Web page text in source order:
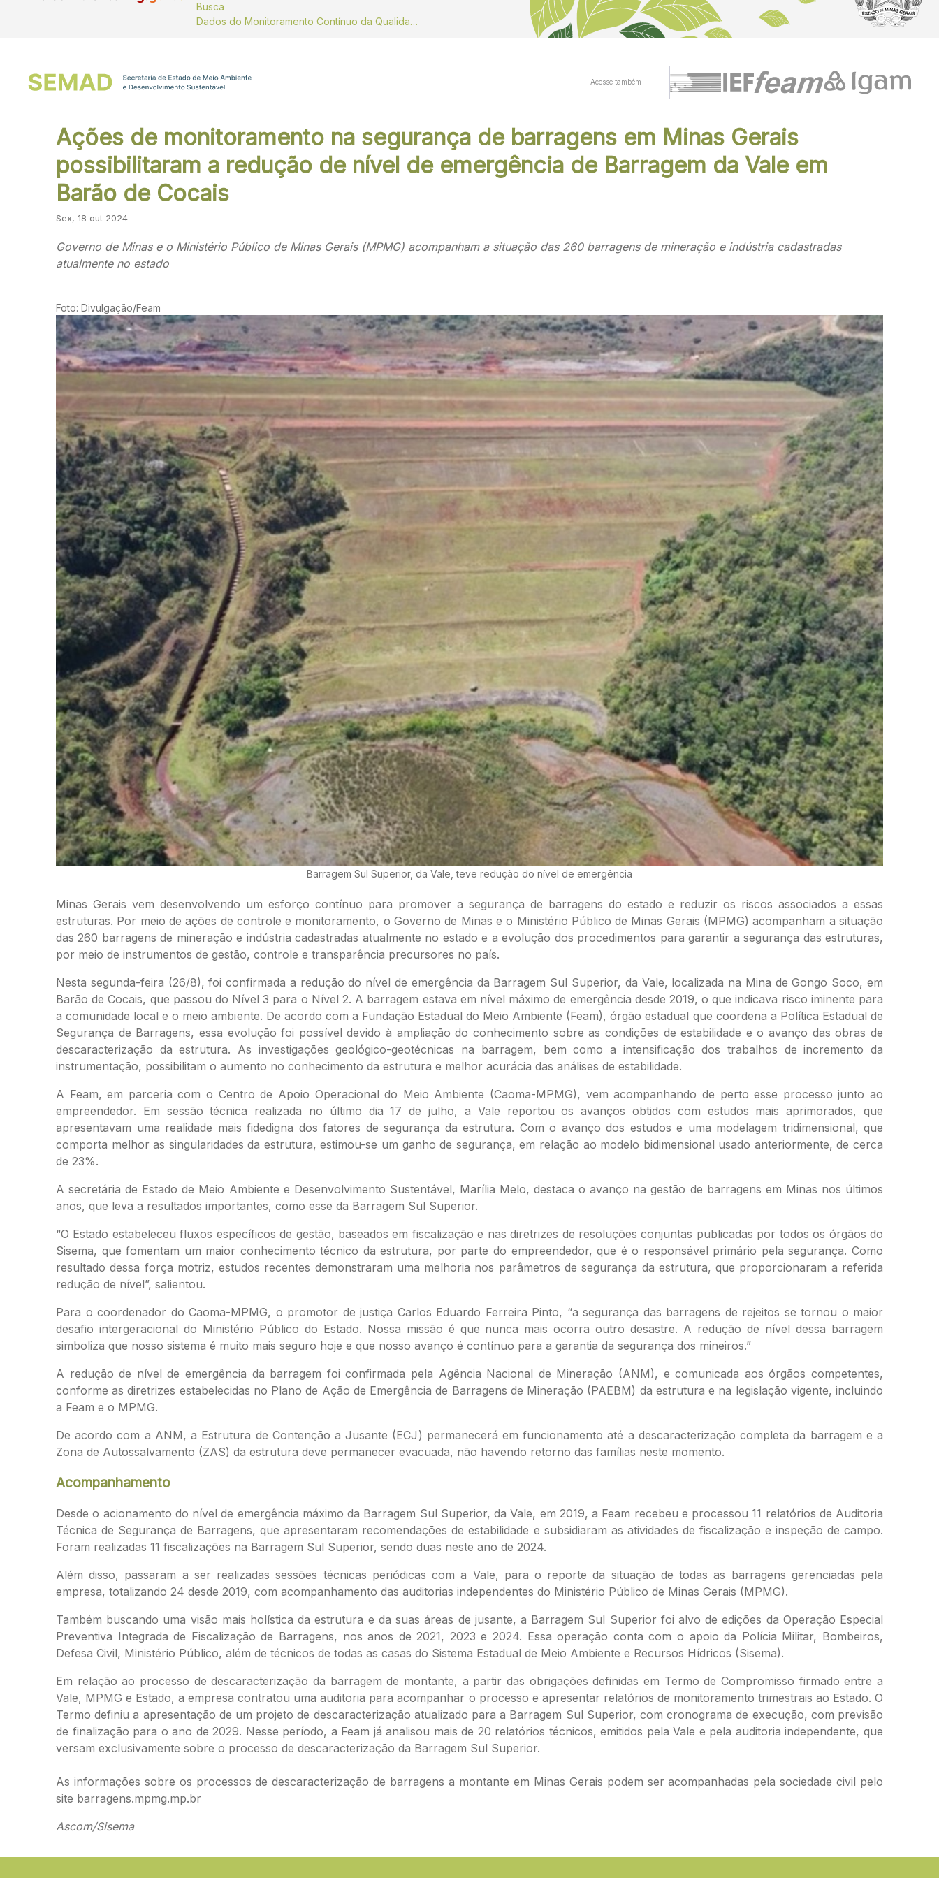
Busca
Dados do Monitoramento Contínuo da Qualidade do ar
Acesse também
Ações de monitoramento na segurança de barragens em Minas Gerais
possibilitaram a redução de nível de emergência de Barragem da Vale em
Barão de Cocais
Sex, 18 out 2024
Governo de Minas e o Ministério Público de Minas Gerais (MPMG) acompanham a situação das 260 barragens de mineração e indústria cadastradas
atualmente no estado
Foto: Divulgação/Feam
Barragem Sul Superior, da Vale, teve redução do nível de emergência
Minas Gerais vem desenvolvendo um esforço contínuo para promover a segurança de barragens do estado e reduzir os riscos associados a essas
estruturas. Por meio de ações de controle e monitoramento, o Governo de Minas e o Ministério Público de Minas Gerais (MPMG) acompanham a situação
das 260 barragens de mineração e indústria cadastradas atualmente no estado e a evolução dos procedimentos para garantir a segurança das estruturas,
por meio de instrumentos de gestão, controle e transparência precursores no país.
Nesta segunda-feira (26/8), foi confirmada a redução do nível de emergência da Barragem Sul Superior, da Vale, localizada na Mina de Gongo Soco, em
Barão de Cocais, que passou do Nível 3 para o Nível 2. A barragem estava em nível máximo de emergência desde 2019, o que indicava risco iminente para
a comunidade local e o meio ambiente. De acordo com a Fundação Estadual do Meio Ambiente (Feam), órgão estadual que coordena a Política Estadual de
Segurança de Barragens, essa evolução foi possível devido à ampliação do conhecimento sobre as condições de estabilidade e o avanço das obras de
descaracterização da estrutura. As investigações geológico-geotécnicas na barragem, bem como a intensificação dos trabalhos de incremento da
instrumentação, possibilitam o aumento no conhecimento da estrutura e melhor acurácia das análises de estabilidade.
A Feam, em parceria com o Centro de Apoio Operacional do Meio Ambiente (Caoma-MPMG), vem acompanhando de perto esse processo junto ao
empreendedor. Em sessão técnica realizada no último dia 17 de julho, a Vale reportou os avanços obtidos com estudos mais aprimorados, que
apresentavam uma realidade mais fidedigna dos fatores de segurança da estrutura. Com o avanço dos estudos e uma modelagem tridimensional, que
comporta melhor as singularidades da estrutura, estimou-se um ganho de segurança, em relação ao modelo bidimensional usado anteriormente, de cerca
de 23%.
A secretária de Estado de Meio Ambiente e Desenvolvimento Sustentável, Marília Melo, destaca o avanço na gestão de barragens em Minas nos últimos
anos, que leva a resultados importantes, como esse da Barragem Sul Superior.
“O Estado estabeleceu fluxos específicos de gestão, baseados em fiscalização e nas diretrizes de resoluções conjuntas publicadas por todos os órgãos do
Sisema, que fomentam um maior conhecimento técnico da estrutura, por parte do empreendedor, que é o responsável primário pela segurança. Como
resultado dessa força motriz, estudos recentes demonstraram uma melhoria nos parâmetros de segurança da estrutura, que proporcionaram a referida
redução de nível”, salientou.
Para o coordenador do Caoma-MPMG, o promotor de justiça Carlos Eduardo Ferreira Pinto, “a segurança das barragens de rejeitos se tornou o maior
desafio intergeracional do Ministério Público do Estado. Nossa missão é que nunca mais ocorra outro desastre. A redução de nível dessa barragem
simboliza que nosso sistema é muito mais seguro hoje e que nosso avanço é contínuo para a garantia da segurança dos mineiros.”
A redução de nível de emergência da barragem foi confirmada pela Agência Nacional de Mineração (ANM), e comunicada aos órgãos competentes,
conforme as diretrizes estabelecidas no Plano de Ação de Emergência de Barragens de Mineração (PAEBM) da estrutura e na legislação vigente, incluindo
a Feam e o MPMG.
De acordo com a ANM, a Estrutura de Contenção a Jusante (ECJ) permanecerá em funcionamento até a descaracterização completa da barragem e a
Zona de Autossalvamento (ZAS) da estrutura deve permanecer evacuada, não havendo retorno das famílias neste momento.
Acompanhamento
Desde o acionamento do nível de emergência máximo da Barragem Sul Superior, da Vale, em 2019, a Feam recebeu e processou 11 relatórios de Auditoria
Técnica de Segurança de Barragens, que apresentaram recomendações de estabilidade e subsidiaram as atividades de fiscalização e inspeção de campo.
Foram realizadas 11 fiscalizações na Barragem Sul Superior, sendo duas neste ano de 2024.
Além disso, passaram a ser realizadas sessões técnicas periódicas com a Vale, para o reporte da situação de todas as barragens gerenciadas pela
empresa, totalizando 24 desde 2019, com acompanhamento das auditorias independentes do Ministério Público de Minas Gerais (MPMG).
Também buscando uma visão mais holística da estrutura e da suas áreas de jusante, a Barragem Sul Superior foi alvo de edições da Operação Especial
Preventiva Integrada de Fiscalização de Barragens, nos anos de 2021, 2023 e 2024. Essa operação conta com o apoio da Polícia Militar, Bombeiros,
Defesa Civil, Ministério Público, além de técnicos de todas as casas do Sistema Estadual de Meio Ambiente e Recursos Hídricos (Sisema).
Em relação ao processo de descaracterização da barragem de montante, a partir das obrigações definidas em Termo de Compromisso firmado entre a
Vale, MPMG e Estado, a empresa contratou uma auditoria para acompanhar o processo e apresentar relatórios de monitoramento trimestrais ao Estado. O
Termo definiu a apresentação de um projeto de descaracterização atualizado para a Barragem Sul Superior, com cronograma de execução, com previsão
de finalização para o ano de 2029. Nesse período, a Feam já analisou mais de 20 relatórios técnicos, emitidos pela Vale e pela auditoria independente, que
versam exclusivamente sobre o processo de descaracterização da Barragem Sul Superior.
As informações sobre os processos de descaracterização de barragens a montante em Minas Gerais podem ser acompanhadas pela sociedade civil pelo
site barragens.mpmg.mp.br
Ascom/Sisema